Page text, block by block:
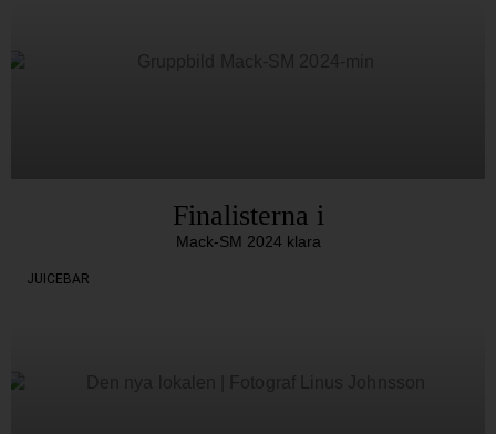
Finalisterna i
Mack-SM 2024 klara
JUICEBAR